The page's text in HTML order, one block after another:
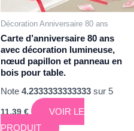
Décoration Anniversaire 80 ans
Carte d’anniversaire 80 ans
avec décoration lumineuse,
nœud papillon et panneau en
bois pour table.
Note4.2333333333333 sur 5
11,39€
VOIR LE
PRODUIT